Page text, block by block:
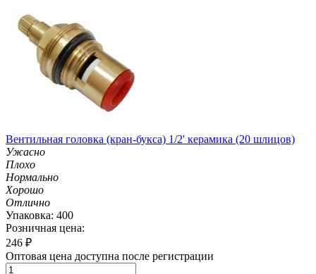
Вентильная головка (кран-букса) 1/2' керамика (20 шлицов)
Ужасно
Плохо
Нормально
Хорошо
Отлично
Упаковка: 400
Розничная цена:
246 ₽
Оптовая цена доступна после регистрации